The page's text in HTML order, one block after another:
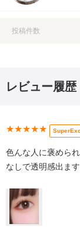
投稿件数
レビュー履歴
★★★★★
色んな人に褒めら
なしで透明感出ま